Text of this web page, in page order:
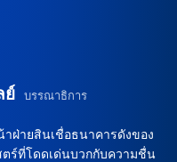
งทีม H3: ความพร้อมของ
องจากทีมมีการเตรียม
ย์ บรรณาธิการ
ฝ่ายสินเชื่อธนาคารดังของ
ร์ที่โดดเด่นบวกกับความชื่น